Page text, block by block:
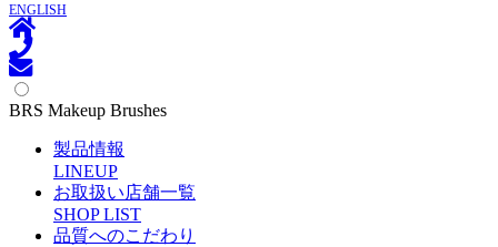
ENGLISH
BRS Makeup Brushes
製品情報
LINEUP
お取扱い店舗一覧
SHOP LIST
品質へのこだわり